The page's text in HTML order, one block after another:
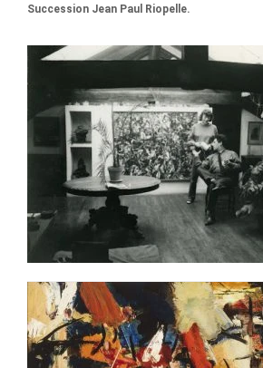
Succession Jean Paul Riopelle.